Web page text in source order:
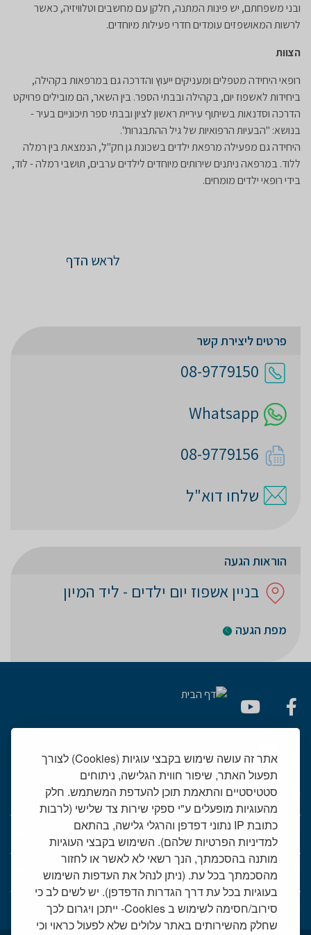
אתר זה עושה שימוש בקבצי עוגיות (Cookies) לצורך
תפעול האתר, שיפור חווית הגלישה, ניתוחים
סטטיסטיים והתאמת תוכן להעדפת המשתמש. חלק
מהעוגיות מופעלים ע"י ספקי שירות צד שלישי (לרבות
כתובת IP נתוני דפדפן והרגלי גלישה, בהתאם
למדיניות הפרטיות שלהם). השימוש בקבצי העוגיות
מותנה בהסכמתך, הנך רשאי לא לאשר או לחזור
מהסכמתך בכל עת. (ניתן לנהל את העדפות השימוש
בעוגיות בכל עת דרך הגדרות הדפדפן). יש לשים לב כי
סירוב/חסימה לשימוש ב Cookies- ייתכן ויגרום לכך
שחלק מהשירותים באתר עלולים שלא לפעול כראוי וכי
ובני משפחתם, יש פינות המתנה, חלקן עם מחשבים וטלוויזיה, כאשר
לרשות המאושפזים עומדים חדרי פעילות מיוחדים. ​
הצוות
רופאי היחידה מטפלים ומעניקים ייעוץ והדרכה גם במרפאות בקהילה,
ביחידות לאשפוז יום, בקהילה ובבתי הספר. בין השאר, הם מובילים פרויקט
הדרכה וסדנאות בשיתוף עיריית ראשון לציון ובבתי ספר תיכוניים בעיר -
בנושא: "הבעיות הרפואיות של גיל ההתבגרות".
היחידה גם מפעילה מרפאת ילדים בשכונת גן חק"ל, הנמצאת בין רמלה
ללוד. במרפאה ניתנים שירותים מיוחדים לילדים ערבים, תושבי רמלה - לוד,
בידי רופאי ילדים מומחים.​
לראש הדף
פרטים ליצירת קשר
08-9779150
Whatsapp
08-9779156
שלחו דוא"ל
הוראות הגעה
בניין אשפוז יום ילדים - ליד המיון
מפת הגעה
יחידות רפואיות
אודות המרכז הרפואי שמיר
שמיר אישי - פורטל מטופלים
טלמדיסין - שירות וידאו למרפאות חוץ